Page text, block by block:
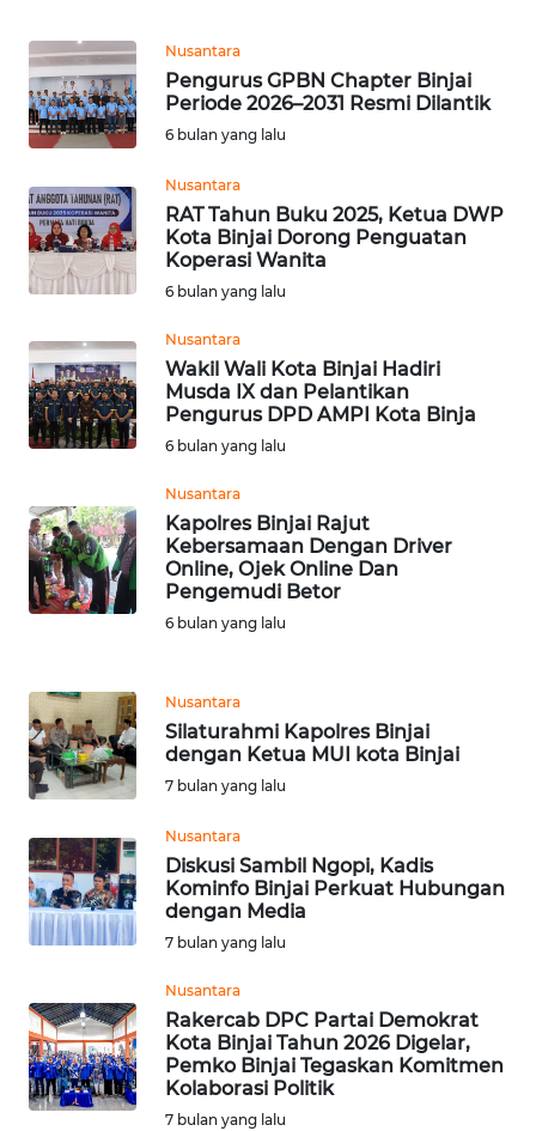
Nusantara
Pengurus GPBN Chapter Binjai
Periode 2026–2031 Resmi Dilantik
6 bulan yang lalu
Nusantara
RAT Tahun Buku 2025, Ketua DWP
Kota Binjai Dorong Penguatan
Koperasi Wanita
6 bulan yang lalu
Nusantara
Wakil Wali Kota Binjai Hadiri
Musda IX dan Pelantikan
Pengurus DPD AMPI Kota Binja
6 bulan yang lalu
Nusantara
Kapolres Binjai Rajut
Kebersamaan Dengan Driver
Online, Ojek Online Dan
Pengemudi Betor
6 bulan yang lalu
Nusantara
Silaturahmi Kapolres Binjai
dengan Ketua MUI kota Binjai
7 bulan yang lalu
Nusantara
Diskusi Sambil Ngopi, Kadis
Kominfo Binjai Perkuat Hubungan
dengan Media
7 bulan yang lalu
Nusantara
Rakercab DPC Partai Demokrat
Kota Binjai Tahun 2026 Digelar,
Pemko Binjai Tegaskan Komitmen
Kolaborasi Politik
7 bulan yang lalu
WN
LABUHANBATU
WN
TENGAH
WN DELI
SERDANG
WN
TEBING
TINGGI
WN
KARAWANG
WN
BOGOR
DEPOK
WN
TAPANULI
WN
SAMOSIR
WN